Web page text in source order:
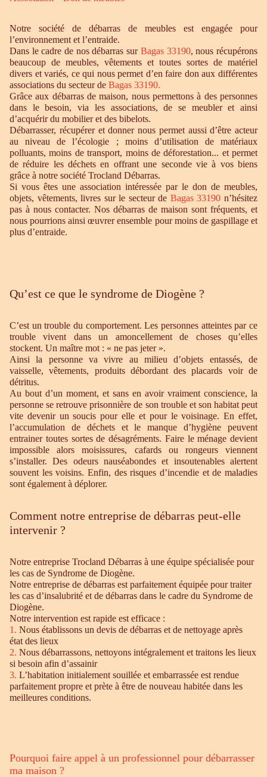
Notre société de débarras de meubles est engagée pour
l’environnement et l’entraide.
Dans le cadre de nos débarras sur Bagas 33190, nous récupérons
beaucoup de meubles, vêtements et toutes sortes de matériel
divers et variés, ce qui nous permet d’en faire don aux différentes
associations du secteur de Bagas 33190.
Grâce aux débarras de maison, nous permettons à des personnes
dans le besoin, via les associations, de se meubler et ainsi
d’acquérir du mobilier et des bibelots.
Débarrasser, récupérer et donner nous permet aussi d’être acteur
au niveau de l’écologie ; moins d’utilisation de matériaux
polluants, moins de transport, moins de déforestation... et permet
de réduire les déchets en offrant une seconde vie à vos biens
grâce à notre société Trocland Débarras.
Si vous êtes une association intéressée par le don de meubles,
objets, vêtements, livres sur le secteur de Bagas 33190 n’hésitez
pas à nous contacter. Nos débarras de maison sont fréquents, et
nous pourrions ainsi œuvrer ensemble pour moins de gaspillage et
plus d’entraide.
Qu’est ce que le syndrome de Diogène ?
C’est un trouble du comportement. Les personnes atteintes par ce
trouble vivent dans un amoncellement de choses qu’elles
stockent. Un maître mot : « ne pas jeter ».
Ainsi la personne va vivre au milieu d’objets entassés, de
vaisselle, vêtements, produits débordant des placards voir de
détritus.
Au bout d’un moment, et sans en avoir vraiment conscience, la
personne se retrouve prisonnière de son trouble et son habitat peut
vite devenir un soucis pour elle et pour le voisinage. En effet,
l’accumulation de déchets et le manque d’hygiène peuvent
entrainer toutes sortes de désagréments. Faire le ménage devient
impossible alors moisissures, cafards ou rongeurs viennent
s’installer. Des odeurs nauséabondes et insoutenables alertent
souvent les voisins. Enfin, des risques d’incendie et de maladies
sont également à déplorer.
Comment notre entreprise de débarras peut-elle
intervenir ?
Notre entreprise Trocland Débarras à une équipe spécialisée pour
les cas de Syndrome de Diogène.
Notre entreprise de débarras est parfaitement équipée pour traiter
les cas d’insalubrité et de débarras dans le cadre du Syndrome de
Diogène.
Notre intervention est rapide est efficace :
1. Nous établissons un devis de débarras et de nettoyage après
état des lieux
2. Nous débarrassons, nettoyons intégralement et traitons les lieux
si besoin afin d’assainir
3. L’habitation initialement souillée et embarrassée est rendue
parfaitement propre et prète à être de nouveau habitée dans les
meilleures conditions.
Pourquoi faire appel à un professionnel pour débarrasser
ma maison ?